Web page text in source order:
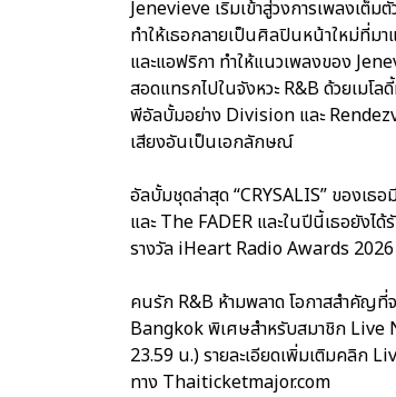
Jenevieve เริ่มเข้าสู่วงการเพลงเต็
ทำให้เธอกลายเป็นศิลปินหน้าใหม่ที่ม
และแอฟริกา ทำให้แนวเพลงของ
สอดแทรกไปในจังหวะ R&B ด้วยเม
พีอัลบั้มอย่าง Division และ
เสียงอันเป็นเอกลักษณ์
อัลบั้มชุดล่าสุด “CRYSALIS” ของเ
และ The FADER และในปีนี้เธอยังไ
รางวัล iHeart Radio Awards
คนรัก R&B ห้ามพลาด โอกาสสำคัญที่
Bangkok พิเศษสำหรับสมาชิก
23.59 น.) รายละเอียดเพิ่มเติมคลิก
ทาง Thaiticketmajor.com